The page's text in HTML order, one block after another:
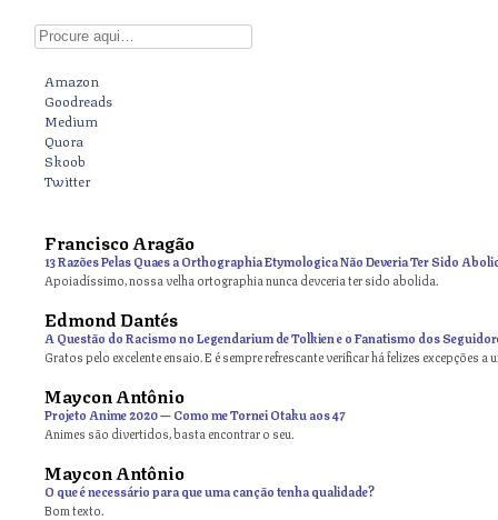
Digite aqui
Amazon
Goodreads
Medium
Quora
Skoob
Twitter
Francisco Aragão
13 Razões Pelas Quaes a Orthographia Etymologica Não Deveria Ter Sido
Apoiadíssimo, nossa velha ortographia nunca devceria ter sido abolida.
Edmond Dantés
A Questão do Racismo no Legendarium de Tolkien e o Fanatismo dos
Gratos pelo excelente ensaio. E é sempre refrescante verificar há felizes excepções a
Maycon Antônio
Projeto Anime 2020 — Como me Tornei Otaku aos 47
Animes são divertidos, basta encontrar o seu.
Maycon Antônio
O que é necessário para que uma canção tenha qualidade?
Bom texto.